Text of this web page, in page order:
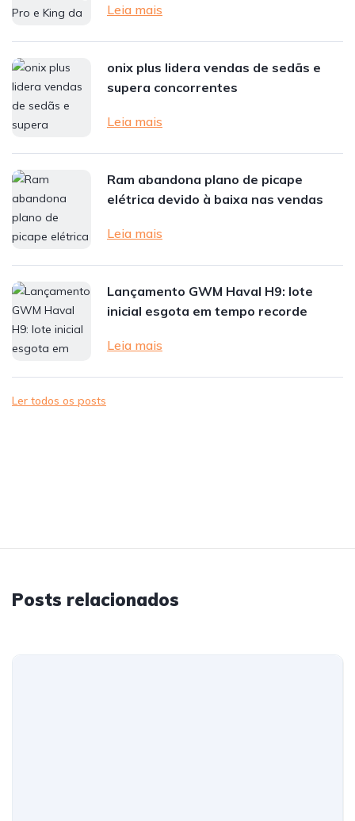
Leia mais
onix plus lidera vendas de sedãs e
supera concorrentes
Leia mais
Ram abandona plano de picape
elétrica devido à baixa nas vendas
Leia mais
Lançamento GWM Haval H9: lote
inicial esgota em tempo recorde
Leia mais
Ler todos os posts
Posts relacionados